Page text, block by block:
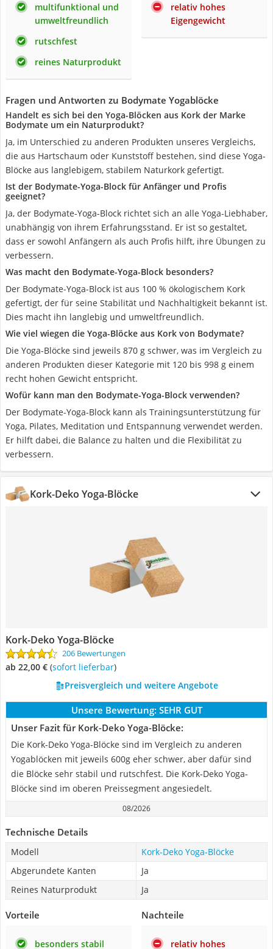
multifunktional und
umweltfreundlich
rutschfest
reines Naturprodukt
relativ hohes
Eigengewicht
Fragen und Antworten zu Bodymate Yogablöcke
Handelt es sich bei den Yoga-Blöcken aus Kork der Marke
Bodymate um ein Naturprodukt?
Ja, im Unterschied zu anderen Produkten unseres Vergleichs,
die aus Hartschaum oder Kunststoff bestehen, sind diese Yoga-
Blöcke aus langlebigem, stabilem Naturkork gefertigt.
Ist der Bodymate-Yoga-Block für Anfänger und Profis
geeignet?
Ja, der Bodymate-Yoga-Block richtet sich an alle Yoga-Liebhaber,
unabhängig von ihrem Erfahrungsstand. Er ist so gestaltet,
dass er sowohl Anfängern als auch Profis hilft, ihre Übungen zu
verbessern.
Was macht den Bodymate-Yoga-Block besonders?
Der Bodymate-Yoga-Block ist aus 100 % ökologischem Kork
gefertigt, der für seine Stabilität und Nachhaltigkeit bekannt ist.
Dies macht ihn langlebig und umweltfreundlich.
Wie viel wiegen die Yoga-Blöcke aus Kork von Bodymate?
Die Yoga-Blöcke sind jeweils 870 g schwer, was im Vergleich zu
anderen Produkten dieser Kategorie mit 120 bis 998 g einem
recht hohen Gewicht entspricht.
Wofür kann man den Bodymate-Yoga-Block verwenden?
Der Bodymate-Yoga-Block kann als Trainingsunterstützung für
Yoga, Pilates, Meditation und Entspannung verwendet werden.
Er hilft dabei, die Balance zu halten und die Flexibilität zu
verbessern.
Kork-Deko Yoga-Blöcke
Kork-Deko Yoga-Blöcke
206 Bewertungen
ab 22,00 € ( Sofort lieferbar)
Preisvergleich und weitere Angebote
Unsere Bewertung: SEHR GUT
Unser Fazit für Kork-Deko Yoga-Blöcke:
Die Kork-Deko Yoga-Blöcke sind im Vergleich zu anderen
Yogablöcken mit jeweils 600g eher schwer, aber dafür sind
die Blöcke sehr stabil und rutschfest. Die Kork-Deko Yoga-
Blöcke sind im oberen Preissegment angesiedelt.
08/2026
Technische Details
Modell
Kork-Deko Yoga-Blöcke
Abgerundete Kanten
Ja
Reines Naturprodukt
Ja
Vorteile
besonders stabil
Nachteile
relativ hohes